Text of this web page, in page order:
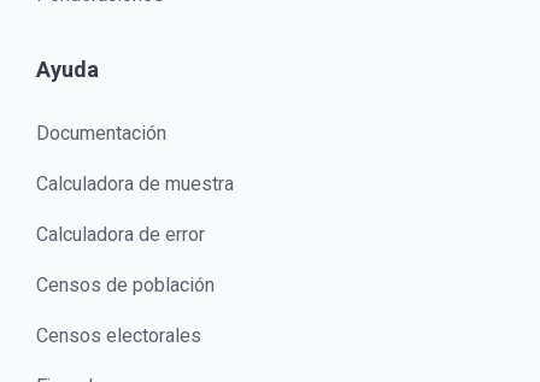
Ayuda
Documentación
Calculadora de muestra
Calculadora de error
Censos de población
Censos electorales